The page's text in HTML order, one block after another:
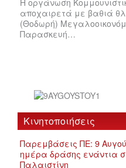
Η οργάνωση
αποχαιρετά με βαθιά
(Θοδωρή)
Παρασκευή…
Κινητοποιήσεις
Παρεμβάσεις ΠΕ: 9
ημέρα δράσης ενάντια
Παλαιστίνη